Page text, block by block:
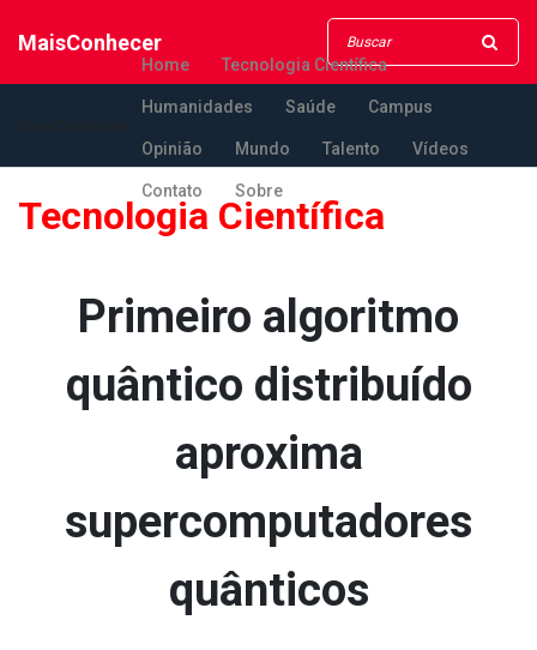
MaisConhecer
Home Tecnologia Científica
Humanidades Saúde Campus
Opinião Mundo Talento Vídeos
Contato Sobre
Tecnologia Científica
Primeiro algoritmo
quântico distribuído
aproxima
supercomputadores
quânticos